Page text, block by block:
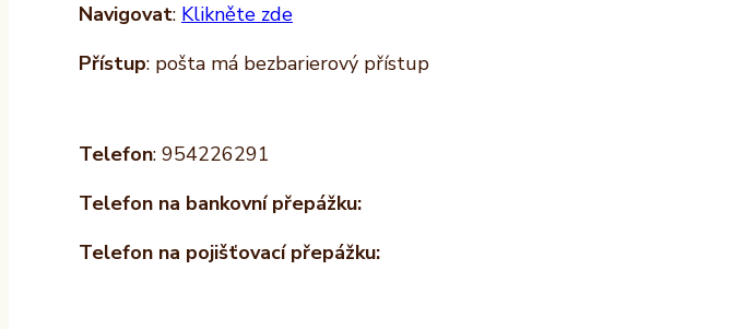
Navigovat: Klikněte zde
Přístup: pošta má bezbarierový přístup
Telefon: 954226291
Telefon na bankovní přepážku:
Telefon na pojišťovací přepážku: